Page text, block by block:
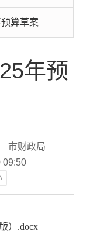
算草案
年预
市财政局
09:50
）.docx